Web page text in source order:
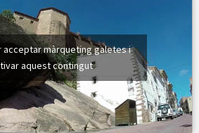
acceptar màrqueting galetes i
aquest contingut